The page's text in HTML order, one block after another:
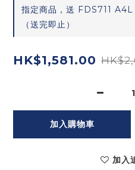
指定商品，送 FDS711
（送完即止）
HK$1,581.00
加入購物車
加入